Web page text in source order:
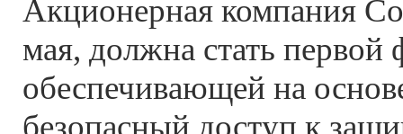
Акционерная компания
мая, должна стать первой
обеспечивающей на
безопасный доступ к